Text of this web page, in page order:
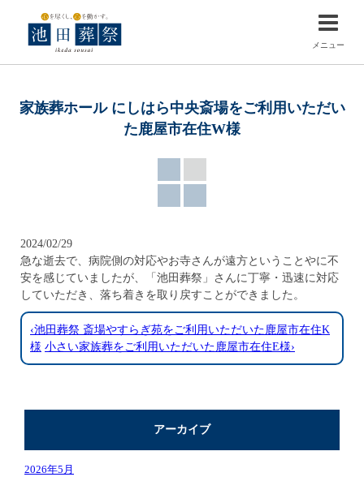
メニュー
家族葬ホール にしはら中央斎場をご利用いただい
た鹿屋市在住W様
2024/02/29
急な逝去で、病院側の対応やお寺さんが遠方ということやに不
安を感じていましたが、「池田葬祭」さんに丁寧・迅速に対応
していただき、落ち着きを取り戻すことができました。
‹池田葬祭 斎場やすらぎ苑をご利用いただいた鹿屋市在住K
様 小さい家族葬をご利用いただいた鹿屋市在住E様›
アーカイブ
2026年5月